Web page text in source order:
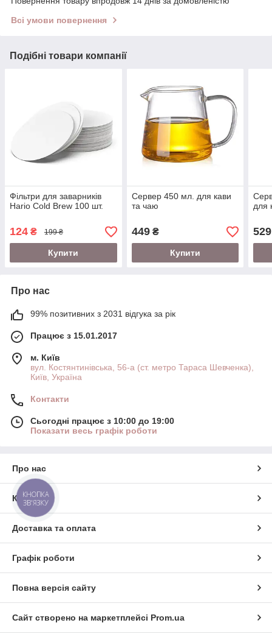
Всі умови повернення
Подібні товари компанії
Фільтри для заварників
Hario Cold Brew 100 шт.
124 ₴ 199 ₴
Купити
Сервер 450 мл. для кави
та чаю
449₴
Купити
для
529
Про нас
99% позитивних з 2031 відгука за рік
Працює з 15.01.2017
м. Київ
вул. Костянтинівська, 56-а (ст. метро Тараса Шевченка),
Київ, Україна
Контакти
Сьогодні працює з 10:00 до 19:00
Показати весь графік роботи
Про нас
Контакти
Доставка та оплата
Графік роботи
Повна версія сайту
Сайт створено на маркетплейсі Prom.ua
КНОПКА
ЗВ'ЯЗКУ